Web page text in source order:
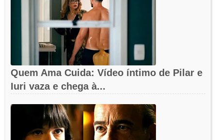
Quem Ama Cuida: Vídeo íntimo de Pilar e
Iuri vaza e chega à...